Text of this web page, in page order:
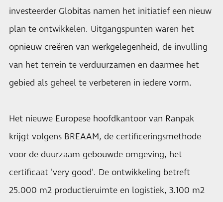
investeerder Globitas namen het initiatief een nieuw
plan te ontwikkelen. Uitgangspunten waren het
opnieuw creëren van werkgelegenheid, de invulling
van het terrein te verduurzamen en daarmee het
gebied als geheel te verbeteren in iedere vorm.
Het nieuwe Europese hoofdkantoor van Ranpak
krijgt volgens BREAAM, de certificeringsmethode
voor de duurzaam gebouwde omgeving, het
certificaat 'very good'. De ontwikkeling betreft
25.000 m2 productieruimte en logistiek, 3.100 m2